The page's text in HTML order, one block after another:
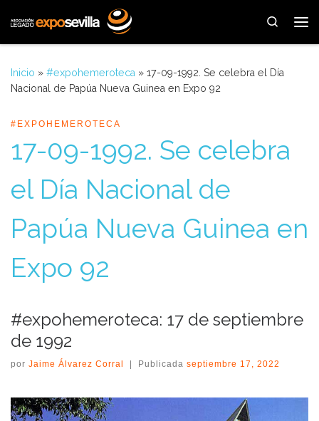
Saltar al contenido
Search
Inicio » #expohemeroteca » 17-09-1992. Se celebra el Día
Nacional de Papúa Nueva Guinea en Expo 92
#EXPOHEMEROTECA
17-09-1992. Se celebra
el Día Nacional de
Papúa Nueva Guinea en
Expo 92
#expohemeroteca: 17 de septiembre
de 1992
por Jaime Álvarez Corral Publicada septiembre 17, 2022